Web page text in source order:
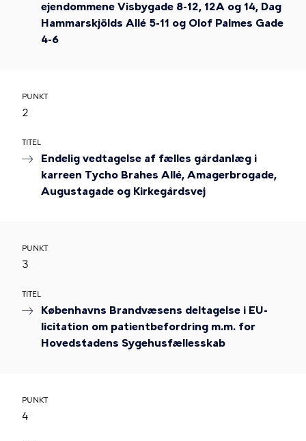
ejendommene Visbygade 8-12, 12A og 14, Dag
Hammarskjölds Allé 5-11 og Olof Palmes Gade
4-6
PUNKT
2
TITEL
Endelig vedtagelse af fælles gårdanlæg i
karreen Tycho Brahes Allé, Amagerbrogade,
Augustagade og Kirkegårdsvej
PUNKT
3
TITEL
Københavns Brandvæsens deltagelse i EU-
licitation om patientbefordring m.m. for
Hovedstadens Sygehusfællesskab
PUNKT
4